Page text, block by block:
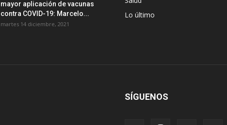
mayor aplicación de vacunas
contra COVID-19: Marcelo...
martes 14 diciembre, 2021
Lo último
SÍGUENOS